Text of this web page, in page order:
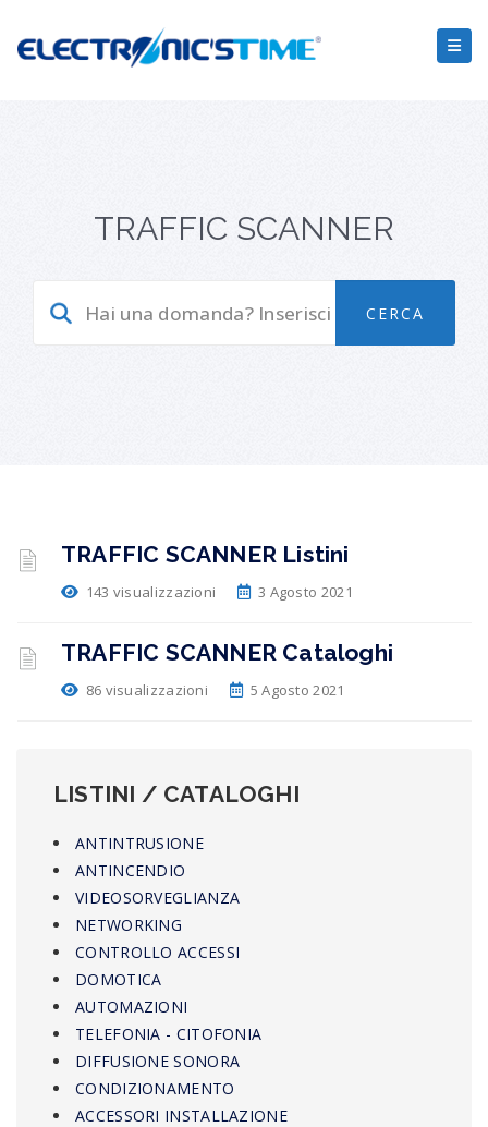
TRAFFIC SCANNER
TRAFFIC SCANNER Listini
143 visualizzazioni 3 Agosto 2021
TRAFFIC SCANNER Cataloghi
86 visualizzazioni 5 Agosto 2021
LISTINI / CATALOGHI
ANTINTRUSIONE
ANTINCENDIO
VIDEOSORVEGLIANZA
NETWORKING
CONTROLLO ACCESSI
DOMOTICA
AUTOMAZIONI
TELEFONIA - CITOFONIA
DIFFUSIONE SONORA
CONDIZIONAMENTO
ACCESSORI INSTALLAZIONE